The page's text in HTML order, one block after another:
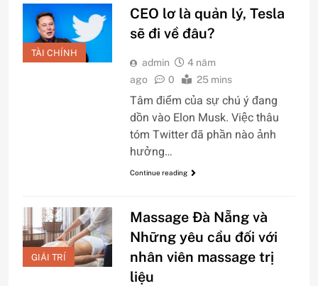
TÀI CHÍNH
CEO lơ là quản lý, Tesla
sẽ đi về đâu?
admin
4 năm
ago
0 25 mins
Tâm điểm của sự chú ý đang
dồn vào Elon Musk. Việc thâu
tóm Twitter đã phần nào ảnh
hưởng…
Continue reading
GIẢI TRÍ
Massage Đà Nẵng và
Những yêu cầu đối với
nhân viên massage trị
liệu